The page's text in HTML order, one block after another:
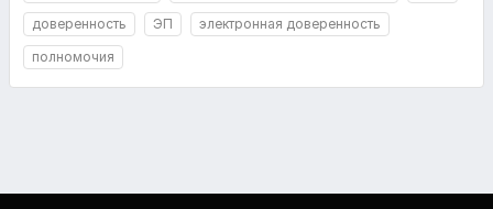
доверенность
ЭП
электронная доверенность
полномочия